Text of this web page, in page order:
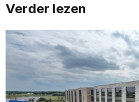
Verder lezen